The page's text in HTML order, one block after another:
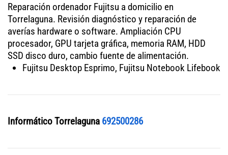
Reparación ordenador Fujitsu a domicilio en
Torrelaguna. Revisión diagnóstico y reparación de
averías hardware o software. Ampliación CPU
procesador, GPU tarjeta gráfica, memoria RAM, HDD
SSD disco duro, cambio fuente de alimentación.
Fujitsu Desktop Esprimo, Fujitsu Notebook Lifebook
Informático Torrelaguna 692500286